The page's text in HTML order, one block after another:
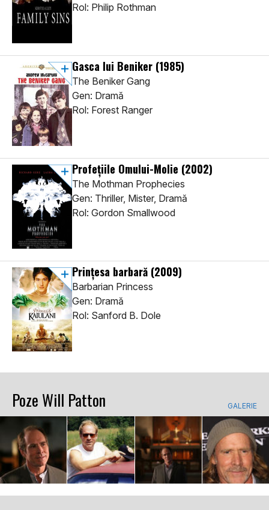
Rol: Philip Rothman
Gasca lui Beniker (1985)
The Beniker Gang
Gen: Dramă
Rol: Forest Ranger
Profețiile Omului-Molie (2002)
The Mothman Prophecies
Gen: Thriller, Mister, Dramă
Rol: Gordon Smallwood
Prințesa barbară (2009)
Barbarian Princess
Gen: Dramă
Rol: Sanford B. Dole
Poze Will Patton GALERIE